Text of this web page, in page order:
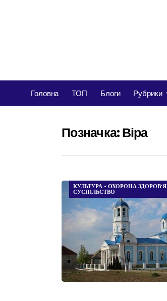
Головна ТОП Блоги Рубрики
Позначка:Віра
КУЛЬТУРА • ОХОРОНА ЗДОРОВ’Я
СУСПІЛЬСТВО